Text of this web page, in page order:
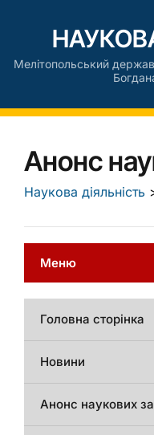
Мелітопольський
Анонс
Наукова діяльність
Меню
Головна сторінка
Новини
Анонс наукових